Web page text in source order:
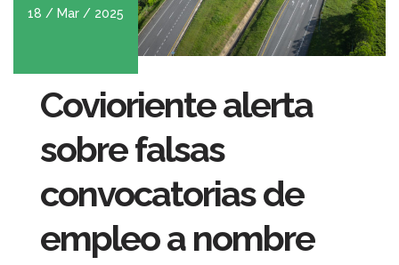
18 / Mar / 2025
Covioriente alerta
sobre falsas
convocatorias de
empleo a nombre